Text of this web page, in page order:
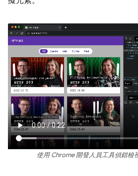
使用 Chrome 開發人員工具偵錯檢